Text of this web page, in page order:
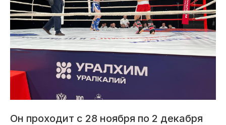
Он проходит с 28 ноября по 2 декабря